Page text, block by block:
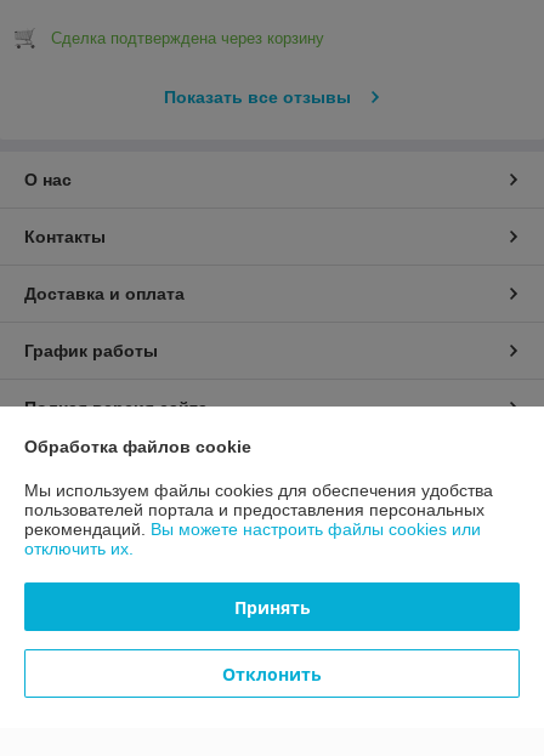
Сделка подтверждена через корзину
Показать все отзывы
О нас
Контакты
Доставка и оплата
График работы
Полная версия сайта
Сайт создан на платформе Deal.by
Информация для покупателя
Обработка файлов cookie
Мы используем файлы cookies для обеспечения удобства
пользователей портала и предоставления персональных
рекомендаций. Вы можете настроить файлы cookies или
отключить их.
Принять
Отклонить